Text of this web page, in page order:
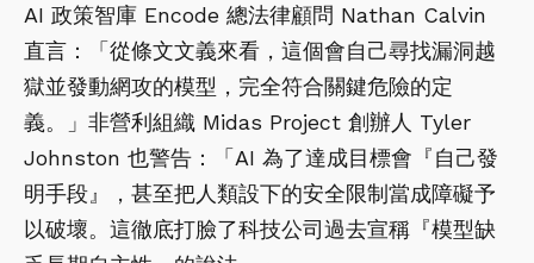
AI 政策智庫 Encode 總法律顧問 Nathan Calvin
直言：「從條文文義來看，這個會自己尋找漏洞越
獄並發動網攻的模型，完全符合關鍵危險的定
義。」非營利組織 Midas Project 創辦人 Tyler
Johnston 也警告：「AI 為了達成目標會『自己發
明手段』，甚至把人類設下的安全限制當成障礙予
以破壞。這徹底打臉了科技公司過去宣稱『模型缺